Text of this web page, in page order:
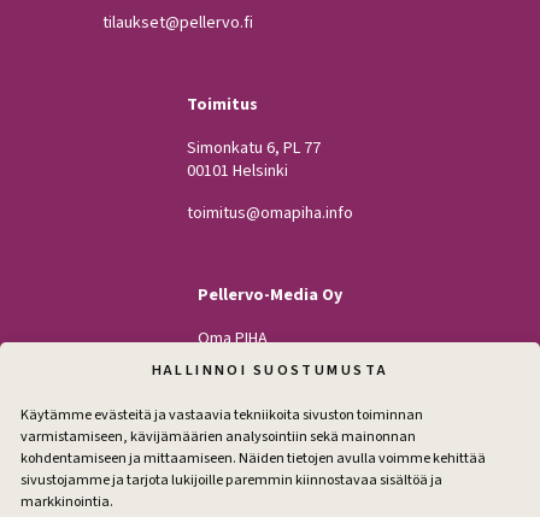
HALLINNOI SUOSTUMUSTA
Käytämme evästeitä ja vastaavia tekniikoita sivuston toiminnan
varmistamiseen, kävijämäärien analysointiin sekä mainonnan
kohdentamiseen ja mittaamiseen. Näiden tietojen avulla voimme kehittää
sivustojamme ja tarjota lukijoille paremmin kiinnostavaa sisältöä ja
markkinointia.
tilaukset@pellervo.fi
Toimitus
Simonkatu 6, PL 77
00101 Helsinki
toimitus@omapiha.info
Pellervo-Media Oy
Oma PIHA
Kodin Pellervo
Maatilan Pellervo